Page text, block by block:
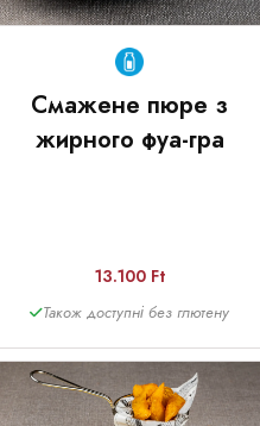
Смажене пюре з
жирного фуа-гра
13.100 Ft
Також доступні без глютену